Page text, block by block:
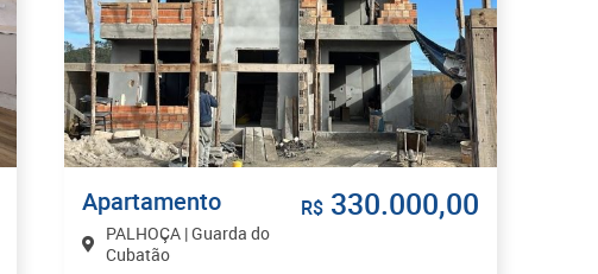
Apartamento
PALHOÇA | Guarda do
Cubatão
R$ 330.000,00